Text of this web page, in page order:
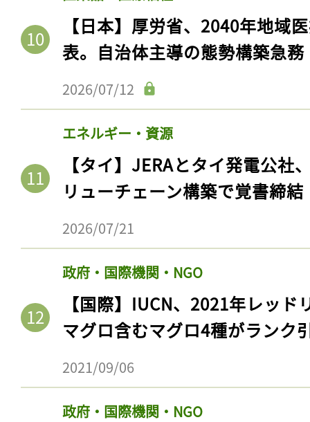
【日本】厚労省、2040年地域
表。自治体主導の態勢構築急務
2026/07/12
エネルギー・資源
【タイ】JERAとタイ発電公社
リューチェーン構築で覚書締結
2026/07/21
政府・国際機関・NGO
【国際】IUCN、2021年レッ
マグロ含むマグロ4種がランク
2021/09/06
政府・国際機関・NGO
ログイン